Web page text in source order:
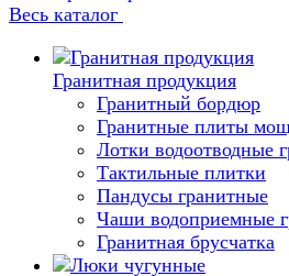
Весь каталог
Гранитная продукция
Гранитный бордюр
Гранитные плиты
Лотки водоотводные
Тактильные плитки
Пандусы гранитные
Чаши водоприемные
Гранитная брусчатка